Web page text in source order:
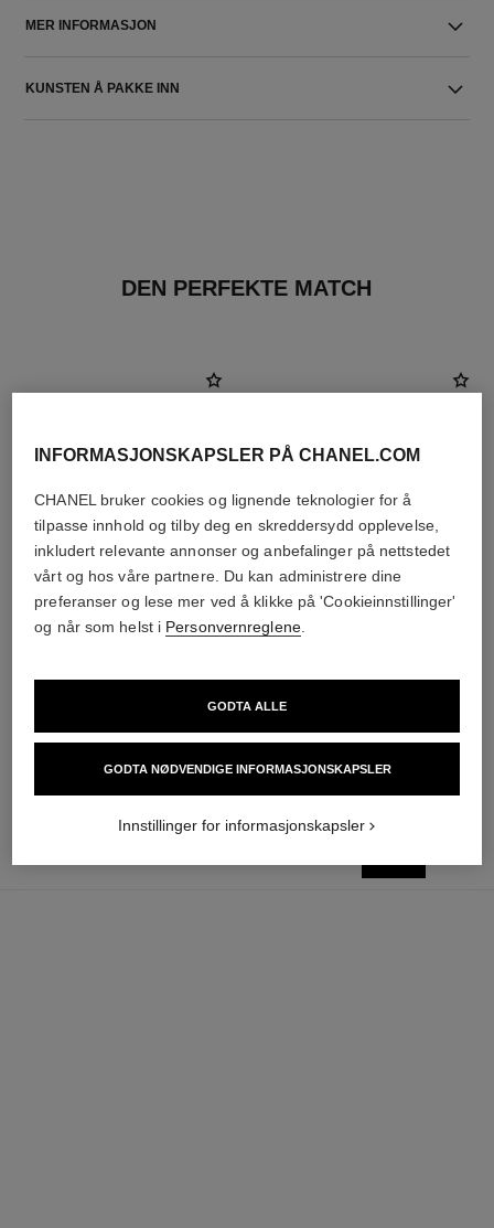
MER INFORMASJON
KUNSTEN Å PAKKE INN
DEN PERFEKTE MATCH
Eau de Parfum Spray
nok 1 090
Eau de Toilette Spray
Ref. 126320
nok 965
INFORMASJONSKAPSLER PÅ CHANEL.COM
CHANEL bruker cookies og lignende teknologier for å
tilpasse innhold og tilby deg en skreddersydd opplevelse,
inkludert relevante annonser og anbefalinger på nettstedet
vårt og hos våre partnere. Du kan administrere dine
preferanser og lese mer ved å klikke på 'Cookieinnstillinger'
og når som helst i Personvernreglene.
GODTA NØDVENDIGE INFORMASJONSKAPSLER
GODTA ALLE
Innstillinger for informasjonskapsler